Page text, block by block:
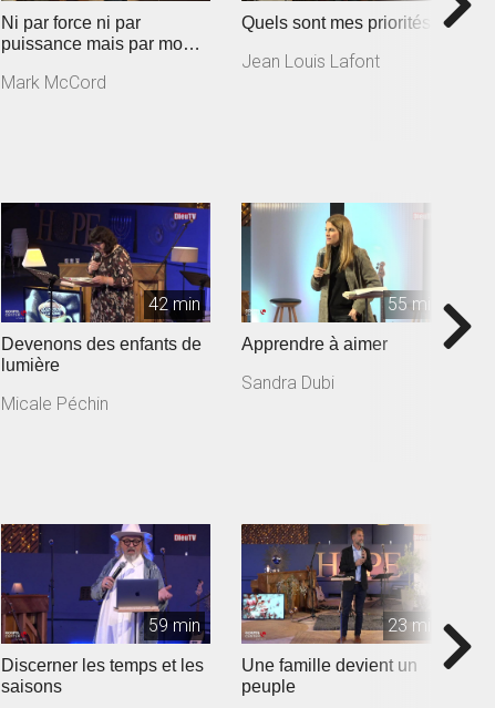
Ni par force ni par
puissance mais par mon
Mark McCord
Quels sont mes priorités ?
Jean Louis Lafont
42 min
Devenons des enfants de
lumière
Micale Péchin
55 min
Apprendre à aimer
Sandra Dubi
59 min
Discerner les temps et les
saisons
23 min
Une famille devient un
peuple